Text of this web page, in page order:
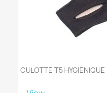
CULOTTE T5